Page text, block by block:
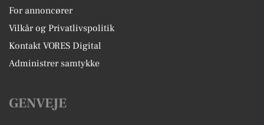
For annoncører
Vilkår og Privatlivspolitik
Kontakt VORES Digital
Administrer samtykke
GENVEJE